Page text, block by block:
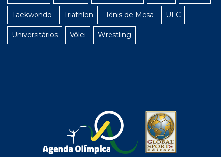
Taekwondo Triathlon Tênis de Mesa UFC
Universitários Vôlei Wrestling